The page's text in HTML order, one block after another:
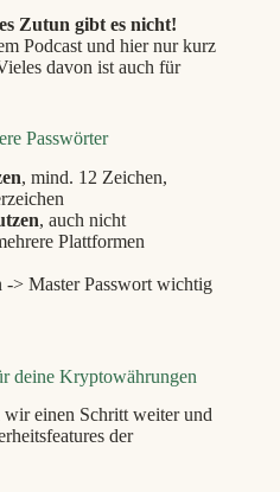
Zutun gibt es nicht!
Podcast und hier nur kurz
davon ist auch für
Passwörter
, mind. 12 Zeichen,
, auch nicht
Plattformen
-> Master Passwort wichtig
deine Kryptowährungen
wir einen Schritt weiter und
der